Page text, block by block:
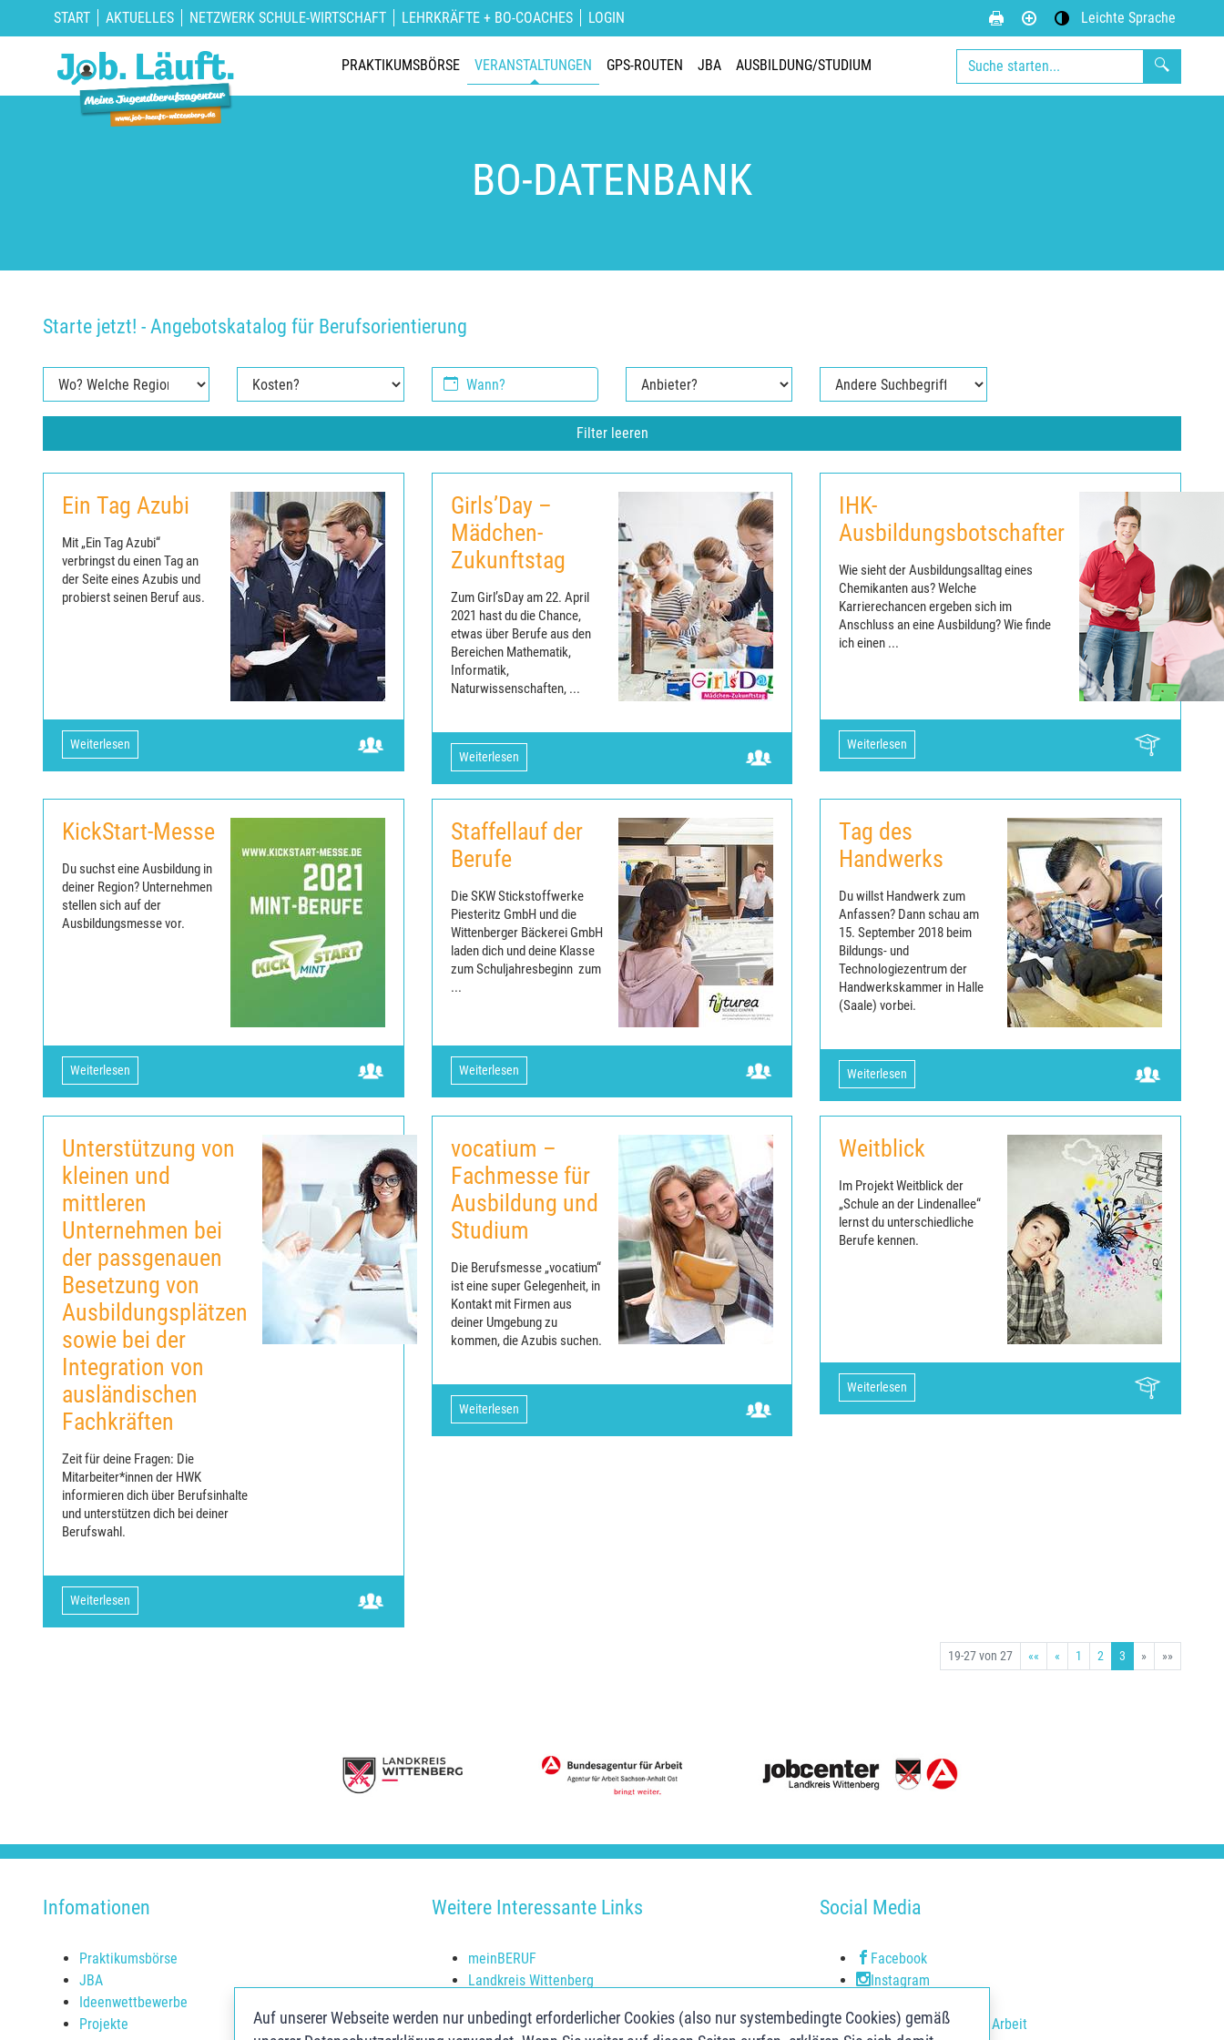
Auf unserer Webseite werden nur unbedingt erforderlicher Cookies (also nur systembedingte Cookies) gemäß
START AKTUELLES NETZWERK SCHULE-WIRTSCHAFT LEHRKRÄFTE + BO-COACHES LOGIN
Kontrastmodus aktivieren
Leichte Sprache
PRAKTIKUMSBÖRSE VERANSTALTUNGEN GPS-ROUTEN JBA AUSBILDUNG/STUDIUM
BO-DATENBANK
Starte jetzt! - Angebotskatalog für Berufsorientierung
Kalendertag
Filter leeren
Ein Tag Azubi
Mit „Ein Tag Azubi“
verbringst du einen Tag an
der Seite eines Azubis und
probierst seinen Beruf aus.
Weiterlesen
Girls’Day –
Mädchen-
Zukunftstag
Zum Girl’sDay am 22. April
2021 hast du die Chance,
etwas über Berufe aus den
Bereichen Mathematik,
Informatik,
Naturwissenschaften, ...
Weiterlesen
IHK-
Ausbildungsbotschafter
Wie sieht der Ausbildungsalltag eines
Chemikanten aus? Welche
Karrierechancen ergeben sich im
Anschluss an eine Ausbildung? Wie finde
ich einen ...
Weiterlesen
KickStart-Messe
Du suchst eine Ausbildung in
deiner Region? Unternehmen
stellen sich auf der
Ausbildungsmesse vor.
Weiterlesen
Staffellauf der
Berufe
Die SKW Stickstoffwerke
Piesteritz GmbH und die
Wittenberger Bäckerei GmbH
laden dich und deine Klasse
zum Schuljahresbeginn zum
...
Weiterlesen
Tag des
Handwerks
Du willst Handwerk zum
Anfassen? Dann schau am
15. September 2018 beim
Bildungs- und
Technologiezentrum der
Handwerkskammer in Halle
(Saale) vorbei.
Weiterlesen
Unterstützung von
kleinen und
mittleren
Unternehmen bei
der passgenauen
Besetzung von
Ausbildungsplätzen
sowie bei der
Integration von
ausländischen
Fachkräften
Zeit für deine Fragen: Die
Mitarbeiter*innen der HWK
informieren dich über Berufsinhalte
und unterstützen dich bei deiner
Berufswahl.
Weiterlesen
vocatium –
Fachmesse für
Ausbildung und
Studium
Die Berufsmesse „vocatium“
ist eine super Gelegenheit, in
Kontakt mit Firmen aus
deiner Umgebung zu
kommen, die Azubis suchen.
Weiterlesen
Weitblick
Im Projekt Weitblick der
„Schule an der Lindenallee“
lernst du unterschiedliche
Berufe kennen.
Weiterlesen
19-27 von 27 «« « 1 2 3 » »»
Infomationen
Praktikumsbörse
JBA
Ideenwettbewerbe
Projekte
Weitere Interessante Links
meinBERUF
Landkreis Wittenberg
Jugendberufsagentur Anhalt-Bitterfeld
Social Media
Facebook
Instagram
Youtube Agentur für Arbeit